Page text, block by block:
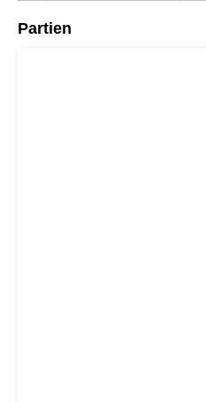
Partien